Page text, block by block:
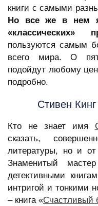
книги с самыми
Но все же в нем
«классических»
пользуются самым
всего мира. О
подойдут любому
подробно.
Стивен
Кто не знает имя
сказать,
литературы, но и от
Знаменитый
детективными
интригой и тонкими
– книга «Счастливый